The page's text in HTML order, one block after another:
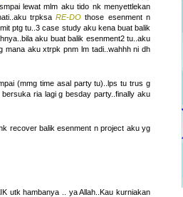
lewat mlm aku tido nk menyettlekan
trpksaRE-DO those esenment n
ptg tu..3 case study aku kena buat balik
aku buat balik esenment2 tu..aku
mana aku xtrpk pnm lm tadi..wahhh ni dh
(mmg time asal party tu)..lps tu trus g
ria lagi g besday party..finally aku
recover balik esenment n project aku yg
utk hambanya .. ya Allah..Kau kurniakan